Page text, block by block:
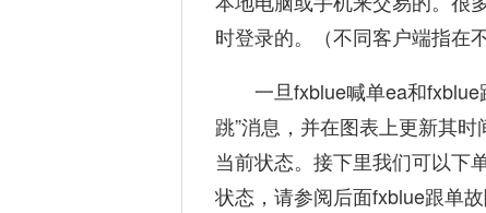
时登录的。（不同客户端指在
一旦fxblue喊单ea和
跳”消息，并在图表上更新其
当前状态。接下里我们可以下
状态，请参阅后面fxblue跟单故